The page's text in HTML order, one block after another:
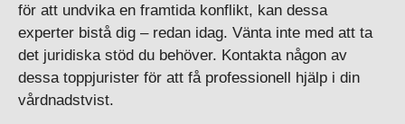
för att undvika en framtida konflikt, kan dessa
experter bistå dig – redan idag. Vänta inte med att ta
det juridiska stöd du behöver. Kontakta någon av
dessa toppjurister för att få professionell hjälp i din
vårdnadstvist.